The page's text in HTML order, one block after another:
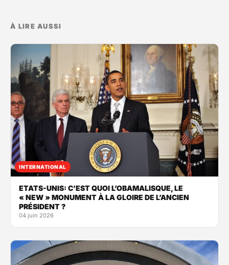
À LIRE AUSSI
INTERNATIONAL
ETATS-UNIS: C’EST QUOI L’OBAMALISQUE, LE
« NEW » MONUMENT À LA GLOIRE DE L’ANCIEN
PRÉSIDENT ?
04 juin 2026